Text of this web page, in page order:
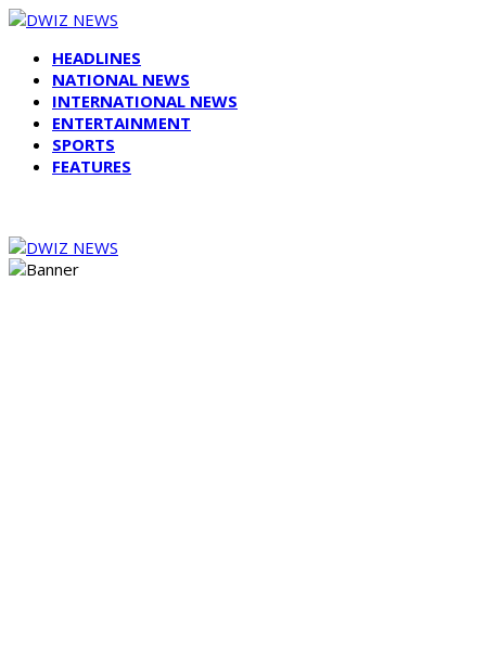
HEADLINES
NATIONAL NEWS
INTERNATIONAL NEWS
ENTERTAINMENT
SPORTS
FEATURES